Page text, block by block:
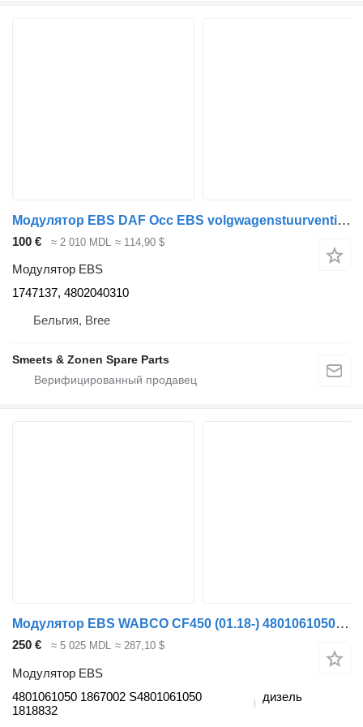
Модулятор EBS DAF Occ EBS volgwagenstuurventiel 1747137 для грузовика
100 € ≈ 2 010 MDL ≈ 114,90 $
Модулятор EBS
1747137, 4802040310
Бельгия, Bree
Smeets & Zonen Spare Parts
Модулятор EBS WABCO CF450 (01.18-) 4801061050 для тягача DAF CF450, CF460 (2017-)
250 € ≈ 5 025 MDL ≈ 287,10 $
Модулятор EBS
4801061050 1867002 S4801061050
1818832
дизель